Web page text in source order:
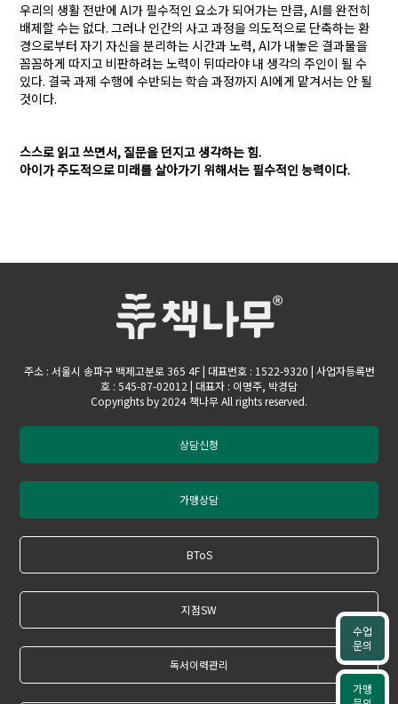
수업
문의
가맹
우리의 생활 전반에AI가 필수적인 요소가 되어가는 만큼, AI를 완전히
배제할 수는 없다.그러나 인간의 사고 과정을 의도적으로 단축하는 환
경으로부터 자기 자신을 분리하는 시간과 노력, AI가 내놓은 결과물을
꼼꼼하게 따지고 비판하려는 노력이 뒤따라야 내 생각의 주인이 될 수
있다. 결국과제 수행에 수반되는 학습 과정까지AI에게 맡겨서는 안 될
것이다.
스스로 읽고 쓰면서, 질문을 던지고 생각하는 힘.
아이가 주도적으로 미래를 살아가기 위해서는 필수적인 능력이다.
주소 : 서울시 송파구 백제고분로 365 4F | 대표번호 : 1522-9320 | 사업자등록번
호 : 545-87-02012 | 대표자 : 이명주, 박경담
Copyrights by 2024 책나무 All rights reserved.
상담신청
가맹상담
BToS
지점SW
독서이력관리